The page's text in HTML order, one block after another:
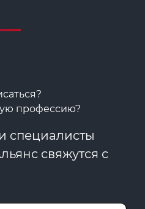
профессию?
специалисты
свяжутся с